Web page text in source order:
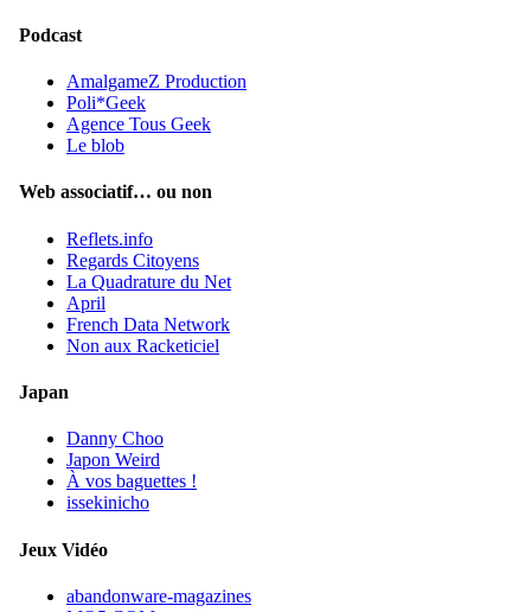
Podcast
AmalgameZ Production
Poli*Geek
Agence Tous Geek
Le blob
Web associatif… ou non
Reflets.info
Regards Citoyens
La Quadrature du Net
April
French Data Network
Non aux Racketiciel
Japan
Danny Choo
Japon Weird
À vos baguettes !
issekinicho
Jeux Vidéo
abandonware-magazines